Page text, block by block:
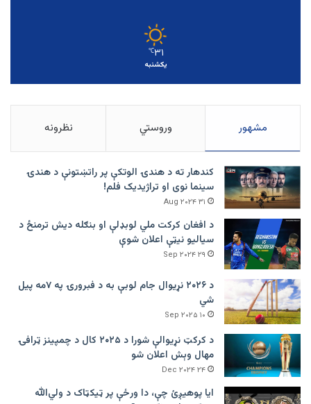
۳۱℃
یکشنبه
مشهور وروستي نظرونه
کندهار ته د هندۍ الوتکې پر راتښتونې د هندۍ
سینما نوی او تراژيديک فلم!
۳۱ Aug ۲۰۲۴
د افغان کرکت ملي لوبډلې او بنګله دیش ترمنځ د
سیالیو نیټې اعلان شوې
۲۹ Sep ۲۰۲۴
د ۲۰۲۶ نړیوال جام لوبې به د فبرورۍ په ۷مه پیل
شي
۱۰ Sep ۲۰۲۵
د کرکټ نړیوالې شورا د ۲۰۲۵ کال د چمپینز ټرافۍ
مهال وېش اعلان شو
۲۴ Dec ۲۰۲۴
ایا پوهیږئ چې، دا ورځې پر ټيکټاک د ولي‌الله